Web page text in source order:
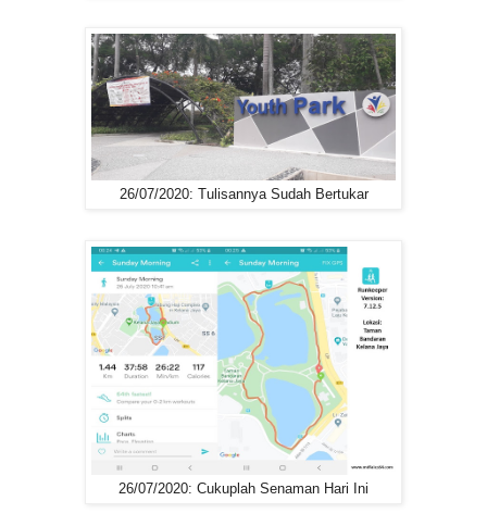
26/07/2020: Tulisannya Sudah Bertukar
26/07/2020: Cukuplah Senaman Hari Ini